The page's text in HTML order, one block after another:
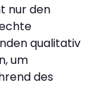
nur den
qualitativ
um
des